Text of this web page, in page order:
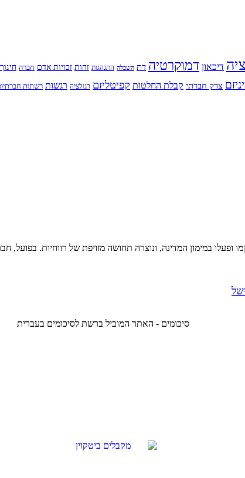
דיכאון דמוקרטיה דת השכלה התנהגות זהות זכויות אדם חברה חינוך
צדק חברתי קבלת החלטות קפיטליזם רגולציה רגשות רשתות
במימון המדינה, ונוצרה תחושה מזויפת של רווחיות. בפועל,